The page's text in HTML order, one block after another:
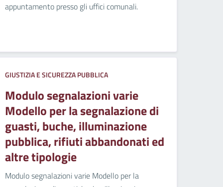
appuntamento presso gli uffici comunali.
GIUSTIZIA E SICUREZZA PUBBLICA
Modulo segnalazioni varie
Modello per la segnalazione di
guasti, buche, illuminazione
pubblica, rifiuti abbandonati ed
altre tipologie
Modulo segnalazioni varie Modello per la